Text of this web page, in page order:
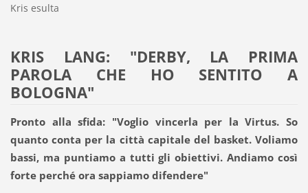
Kris esulta
KRIS LANG: "DERBY, LA PRIMA
PAROLA CHE HO SENTITO A
BOLOGNA"
Pronto alla sfida: "Voglio vincerla per la Virtus. So
quanto conta per la città capitale del basket. Voliamo
bassi, ma puntiamo a tutti gli obiettivi. Andiamo così
forte perché ora sappiamo difendere"